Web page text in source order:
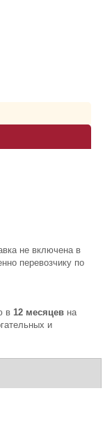
не включена в
перевозчику по
в 12 месяцев на
и